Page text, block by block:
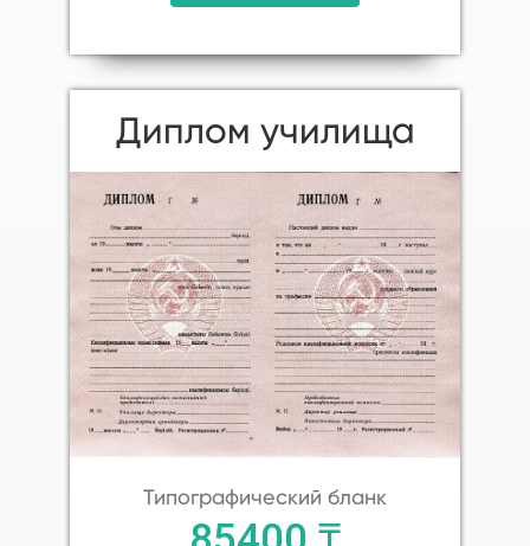
Диплом училища
Типографический бланк